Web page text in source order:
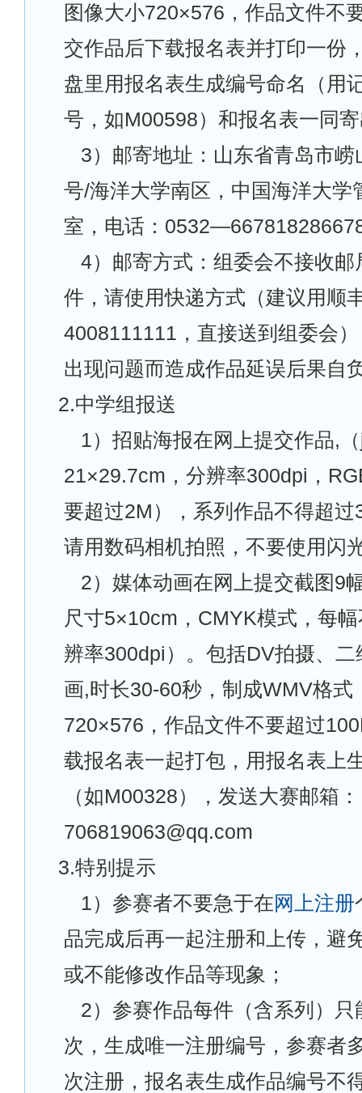
图像大小720×576，作品文件不
交作品后下载报名表并打印一份
盘里用报名表生成编号命名（用
号，如M00598）和报名表一同
3）邮寄地址：山东省青岛市
号/海洋大学南区，中国海洋大学
室，电话：
4）邮寄方式：组委会不接收
件，请使用快递方式（建议用顺
4008111111，直接送到组委会
出现问题而造成作品延误后果自
2.中学组报送
1）招贴海报在网上提交作品,
21×29.7cm，分辨率300dpi，
要超过2M），系列作品不得超过
请用数码相机拍照，不要使用闪
2）媒体动画在网上提交截图9
尺寸5×10cm，CMYK模式，每
辨率300dpi）。包括DV拍摄、
画,时长30-60秒，制成WMV格式
720×576，作品文件不要超过
载报名表一起打包，用报名表上
（如M00328），发送大赛邮箱：
706819063@qq.com
3.特别提示
1）参赛者不要急于在网上注册
品完成后再一起注册和上传，避
或不能修改作品等现象；
2）参赛作品每件（含系列）
次，生成唯一注册编号，参赛者
次注册，报名表生成作品编号不